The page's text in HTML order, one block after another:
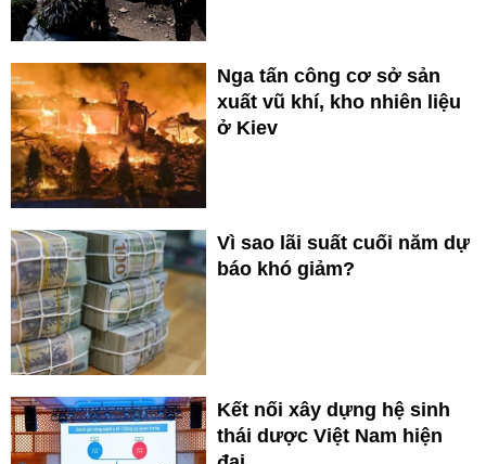
Nga tấn công cơ sở sản
xuất vũ khí, kho nhiên liệu
ở Kiev
Vì sao lãi suất cuối năm dự
báo khó giảm?
Kết nối xây dựng hệ sinh
thái dược Việt Nam hiện